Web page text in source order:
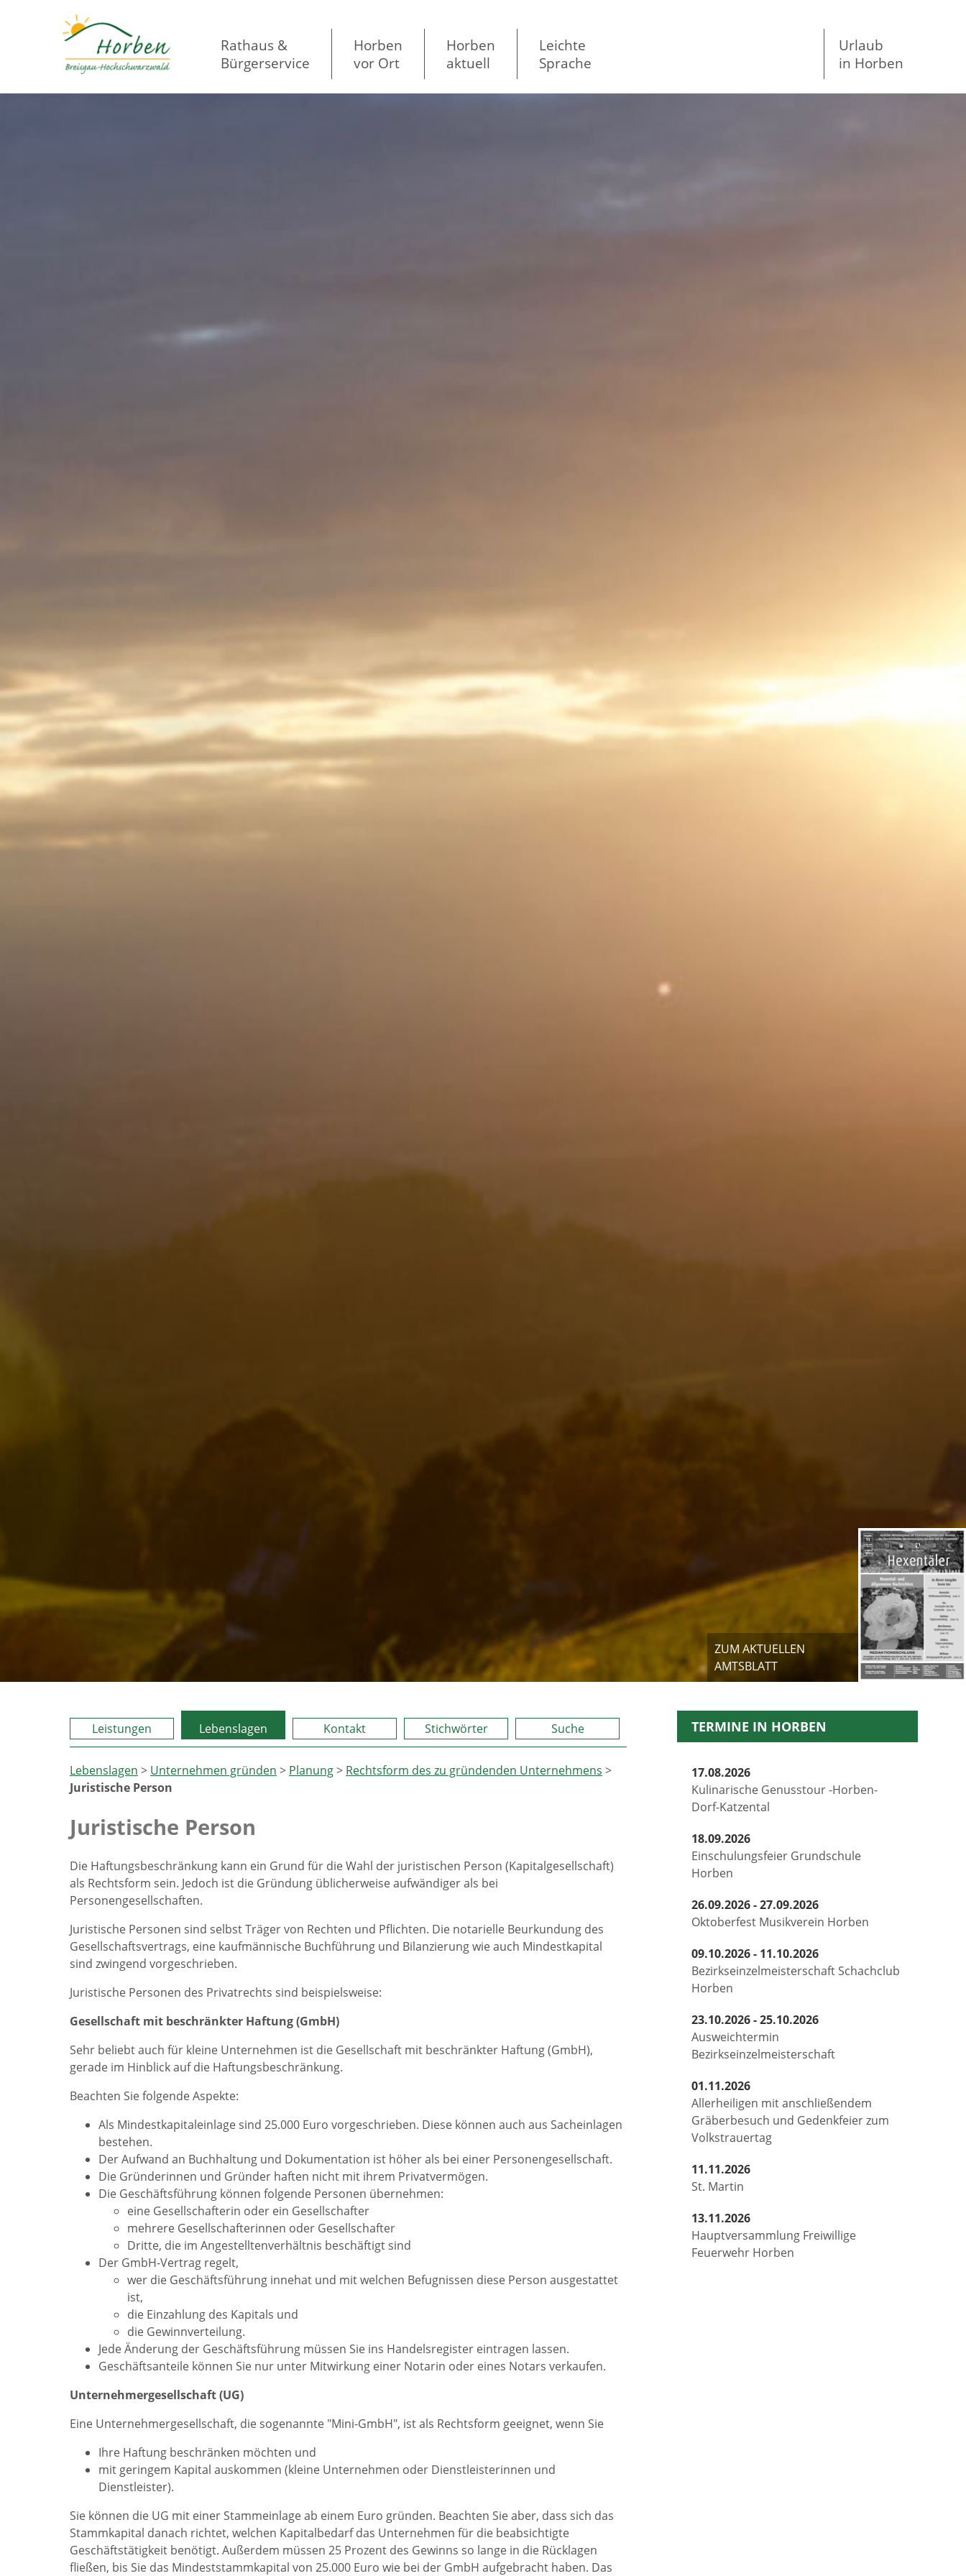
Rathaus &
Bürgerservice
Horben
vor Ort
Horben
aktuell
Leichte
Sprache
Urlaub
in Horben
ZUM AKTUELLEN
AMTSBLATT
Leistungen Lebenslagen Kontakt Stichwörter Suche
Lebenslagen > Unternehmen gründen > Planung> Rechtsform des zu gründenden Unternehmens >
Juristische Person
Juristische Person
Die Haftungsbeschränkung kann ein Grund für die Wahl der juristischen Person (Kapitalgesellschaft)
als Rechtsform sein. Jedoch ist die Gründung üblicherweise aufwändiger als bei
Personengesellschaften.
Juristische Personen sind selbst Träger von Rechten und Pflichten. Die notarielle Beurkundung des
Gesellschaftsvertrags, eine kaufmännische Buchführung und Bilanzierung wie auch Mindestkapital
sind zwingend vorgeschrieben.
Juristische Personen des Privatrechts sind beispielsweise:
Gesellschaft mit beschränkter Haftung (GmbH)
Sehr beliebt auch für kleine Unternehmen ist die Gesellschaft mit beschränkter Haftung (GmbH),
gerade im Hinblick auf die Haftungsbeschränkung.
Beachten Sie folgende Aspekte:
Als Mindestkapitaleinlage sind 25.000 Euro vorgeschrieben. Diese können auch aus Sacheinlagen
bestehen.
Der Aufwand an Buchhaltung und Dokumentation ist höher als bei einer Personengesellschaft.
Die Gründerinnen und Gründer haften nicht mit ihrem Privatvermögen.
Die Geschäftsführung können folgende Personen übernehmen:
eine Gesellschafterin oder ein Gesellschafter
mehrere Gesellschafterinnen oder Gesellschafter
Dritte, die im Angestelltenverhältnis beschäftigt sind
Der GmbH-Vertrag regelt,
wer die Geschäftsführung innehat und mit welchen Befugnissen diese Person ausgestattet
ist,
die Einzahlung des Kapitals und
die Gewinnverteilung.
Jede Änderung der Geschäftsführung müssen Sie ins Handelsregister eintragen lassen.
Geschäftsanteile können Sie nur unter Mitwirkung einer Notarin oder eines Notars verkaufen.
Unternehmergesellschaft (UG)
Eine Unternehmergesellschaft, die sogenannte "Mini-GmbH", ist als Rechtsform geeignet, wenn Sie
Ihre Haftung beschränken möchten und
mit geringem Kapital auskommen (kleine Unternehmen oder Dienstleisterinnen und
Dienstleister).
Sie können die UG mit einer Stammeinlage ab einem Euro gründen. Beachten Sie aber, dass sich das
Stammkapital danach richtet, welchen Kapitalbedarf das Unternehmen für die beabsichtigte
Geschäftstätigkeit benötigt. Außerdem müssen 25 Prozent des Gewinns so lange in die Rücklagen
fließen, bis Sie das Mindeststammkapital von 25.000 Euro wie bei der GmbH aufgebracht haben. Das
TERMINE IN HORBEN
17.08.2026
Kulinarische Genusstour -Horben-
Dorf-Katzental
18.09.2026
Einschulungsfeier Grundschule
Horben
26.09.2026 - 27.09.2026
Oktoberfest Musikverein Horben
09.10.2026 - 11.10.2026
Bezirkseinzelmeisterschaft Schachclub
Horben
23.10.2026 - 25.10.2026
Ausweichtermin
Bezirkseinzelmeisterschaft
01.11.2026
Allerheiligen mit anschließendem
Gräberbesuch und Gedenkfeier zum
Volkstrauertag
11.11.2026
St. Martin
13.11.2026
Hauptversammlung Freiwillige
Feuerwehr Horben